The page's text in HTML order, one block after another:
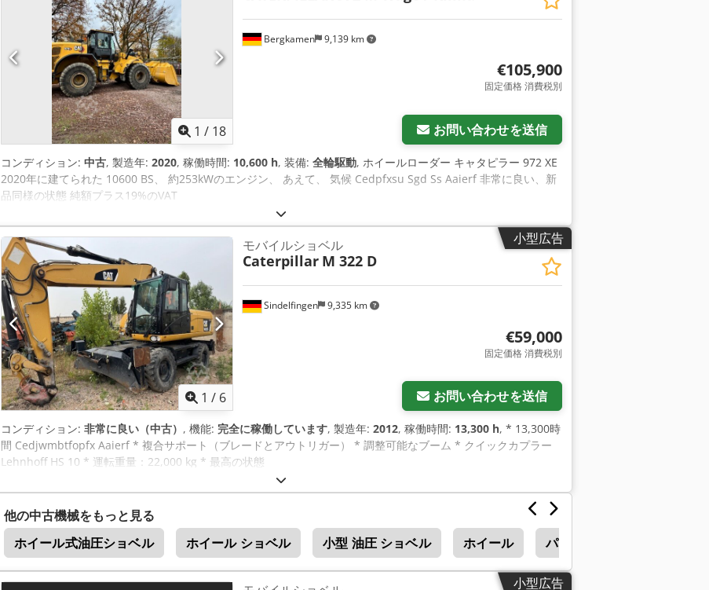
1 / 18
Bergkamen 9,139 km
€105,900
固定価格 消費税別
お問い合わせを送信
コンディション: 中古, 製造年: 2020, 稼働時間: 10,600 h, 装備: 全輪駆動, ホイールローダー キャタピラー 972 XE
2020年に建てられた 10600 BS、 約253kWのエンジン、 あえて、 気候 Cedpfxsu Sgd Ss Aaierf 非常に良い、新
品同様の状態 純額プラス19%のVAT
小型広告
1 / 6
Sindelfingen 9,335 km
モバイルショベル
Caterpillar M 322 D
€59,000
固定価格 消費税別
お問い合わせを送信
コンディション: 非常に良い（中古） , 機能: 完全に稼働しています, 製造年: 2012, 稼働時間: 13,300 h, * 13,300時
間 Cedjwmbtfopfx Aaierf * 複合サポート（ブレードとアウトリガー） * 調整可能なブーム * クイックカプラー
Lehnhoff HS 10 * 運転重量：22,000 kg * 最高の状態
他の中古機械をもっと見る
ホイール式油圧ショベル
ホイール ショベル 小型 油圧 ショベル ホイール パン ショベル
小型広告